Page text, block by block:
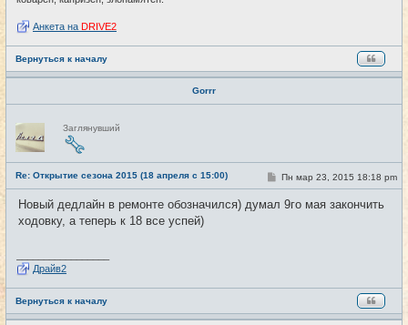
Анкета на DRIVE2
Вернуться к началу
Gorrr
Н
е
в
с
е
т
и
Заглянувший
Re: Открытие сезона 2015 (18 апреля с 15:00) #3
С
о
б
Пн мар 23, 2015 18:18 pm
Новый дедлайн в ремонте обозначился) думал 9го мая закончить
ходовку, а теперь к 18 все успей)
Драйв2
Вернуться к началу